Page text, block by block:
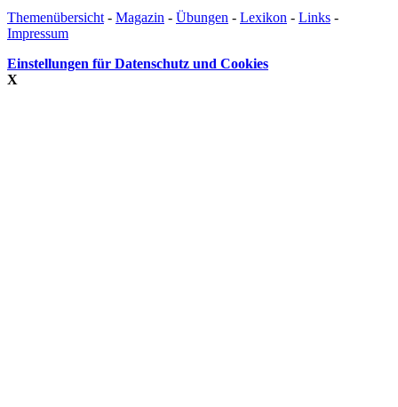
Themenübersicht - Magazin - Übungen - Lexikon - Links -
Impressum
Einstellungen für Datenschutz und Cookies
X